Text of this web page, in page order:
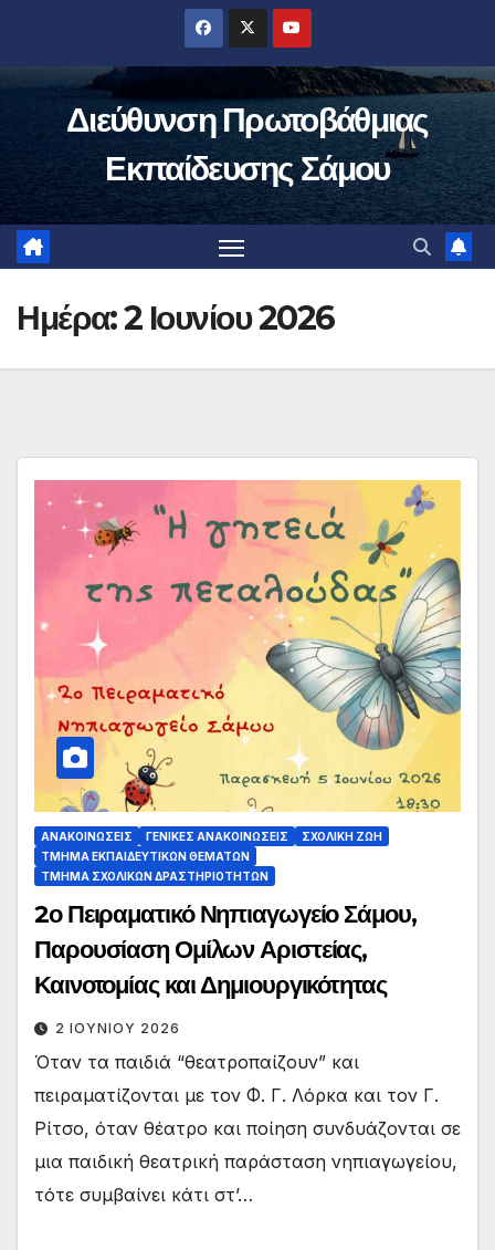
περιεχόμενο
Διεύθυνση Πρωτοβάθμιας
Εκπαίδευσης Σάμου
Ημέρα:2 Ιουνίου 2026
ΑΝΑΚΟΙΝΏΣΕΙΣ ΓΕΝΙΚΈΣ ΑΝΑΚΟΙΝΏΣΕΙΣ
ΣΧΟΛΙΚΉ ΖΩΉ
ΤΜΉΜΑ ΕΚΠΑΙΔΕΥΤΙΚΏΝ ΘΕΜΆΤΩΝ
ΤΜΉΜΑ ΣΧΟΛΙΚΏΝ ΔΡΑΣΤΗΡΙΟΤΉΤΩΝ
2ο Πειραματικό Νηπιαγωγείο Σάμου,
Παρουσίαση Ομίλων Αριστείας,
Καινοτομίας και Δημιουργικότητας
2 ΙΟΥΝΊΟΥ 2026
Όταν τα παιδιά “θεατροπαίζουν” και
πειραματίζονται με τον Φ. Γ. Λόρκα και τον Γ.
Ρίτσο, όταν θέατρο και ποίηση συνδυάζονται σε
μια παιδική θεατρική παράσταση νηπιαγωγείου,
τότε συμβαίνει κάτι στ’…